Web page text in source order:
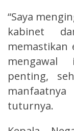
“Saya
kabinet
memastikan
mengawal
penting,
tuturnya.